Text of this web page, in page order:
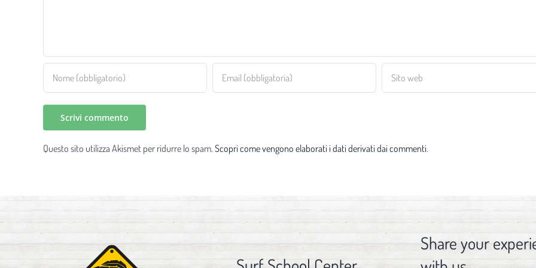
Questo sito utilizza Akismet per ridurre lo spam. Scopri come vengono elaborati i dati derivati dai commenti.
Share your